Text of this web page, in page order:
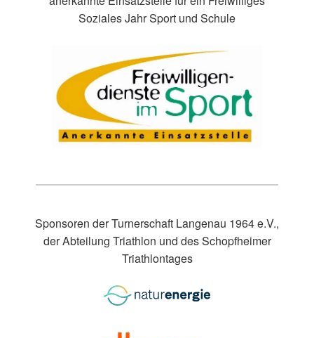
Soziales Jahr Sport und Schule
Sponsoren der Turnerschaft Langenau 1964 e.V.,
der Abteilung Triathlon und des Schopfheimer
Triathlontages